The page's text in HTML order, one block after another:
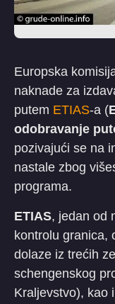
Europska
naknade za
putem ETIAS-a (
odobravanje
pozivajući se na
nastale zbog
programa.
ETIAS, jedan od
kontrolu granica,
dolaze iz trećih
schengenskog
Kraljevstvo), kao